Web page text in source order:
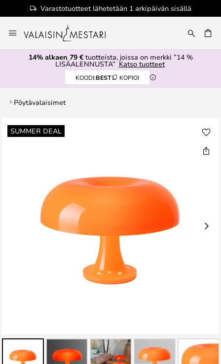
Varastotuotteet lähetetään 1 arkipäivän sisällä
to
Content
14% alkaen 79 €tuotteista, joissa on merkki ”14 %
LISÄALENNUSTA” Katso tuotteet
KOODI:BEST KOPIOI
Pöytävalaisimet
SUMMER DEAL
Skip
to